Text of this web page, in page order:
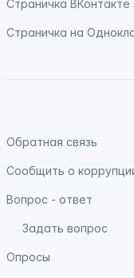
Страничка ВКонтакте
Страничка на
Обратная связь
Сообщить о
Вопрос - ответ
Задать вопрос
Опросы